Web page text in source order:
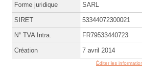
Forme juridique SARL
SIRET 53344072300021
N° TVA Intra. FR79533440723
Création 7 avril 2014
Éditer les